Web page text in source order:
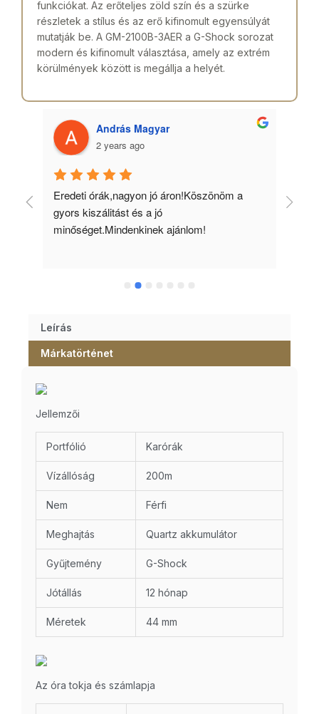
funkciókat. Az erőteljes zöld szín és a szürke
részletek a stílus és az erő kifinomult egyensúlyát
mutatják be. A GM-2100B-3AER a G-Shock sorozat
modern és kifinomult választása, amely az extrém
körülmények között is megállja a helyét.
András Magyar
2 years ago
Eredeti órák,nagyon jó áron!Köszönöm a
gyors kiszálitást és a jó
minőséget.Mindenkinek ajánlom!
Leírás
Márkatörténet
Jellemzői
Portfólió Karórák
Vízállóság 200m
Nem Férfi
Meghajtás Quartz akkumulátor
Gyűjtemény G-Shock
Jótállás 12 hónap
Méretek 44 mm
Az óra tokja és számlapja